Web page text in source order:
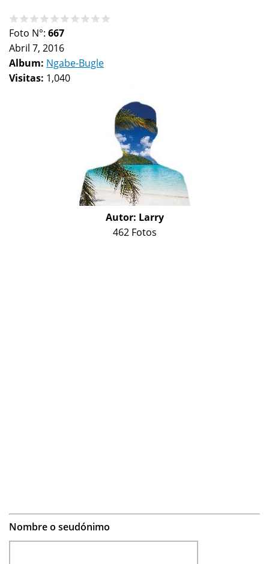
Foto N°: 667
Abril 7, 2016
Album: Ngabe-Bugle
Visitas: 1,040
Autor: Larry
462 Fotos
Nombre o seudónimo